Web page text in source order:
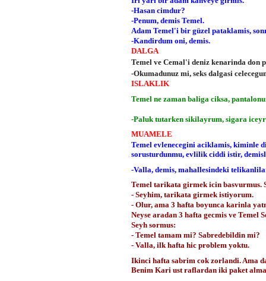
-Hasan cimdur?
-Penum, demis Temel.
Adam Temel'i bir güzel pataklamis,
-Kandirdum oni, demis.
DALGA
Temel ve Cemal'i deniz kenarinda don
-Okumadunuz mi, seks dalgasi
ISLAKLIK
Temel ne zaman baliga ciksa,
-Paluk tutarken sikilayrum, sigara
MUAMELE
Temel evlenecegini aciklamis, kiminle
sorusturdunmu, evlilik ciddi istir,
-Valla, demis, mahallesindeki
Temel tarikata girmek icin basvurmus.
- Seyhim, tarikata girmek istiyorum.
- Olur, ama 3 hafta boyunca karinla
Neyse aradan 3 hafta gecmis ve Temel
Seyh sormus:
- Temel tamam mi? Sabredebildin mi?
- Valla, ilk hafta hic problem yoktu.
Ikinci hafta sabrim cok zorlandi. Ama
Benim Kari ust raflardan iki paket